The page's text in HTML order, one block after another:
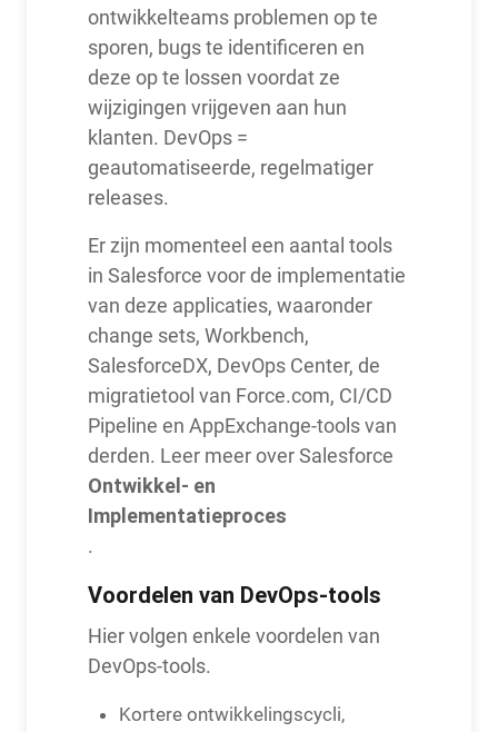
ontwikkelteams problemen op te
sporen, bugs te identificeren en
deze op te lossen voordat ze
wijzigingen vrijgeven aan hun
klanten. DevOps =
geautomatiseerde, regelmatiger
releases.
Er zijn momenteel een aantal tools
in Salesforce voor de implementatie
van deze applicaties, waaronder
change sets, Workbench,
SalesforceDX, DevOps Center, de
migratietool van Force.com, CI/CD
Pipeline en AppExchange-tools van
derden. Leer meer over Salesforce
Ontwikkel- en
Implementatieproces
.
Voordelen van DevOps-tools
Hier volgen enkele voordelen van
DevOps-tools.
Kortere ontwikkelingscycli,